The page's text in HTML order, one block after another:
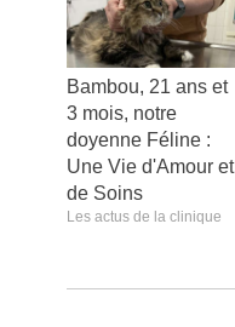
Bambou, 21 ans et
3 mois, notre
doyenne Féline :
Une Vie d'Amour et
de Soins
Les actus de la clinique